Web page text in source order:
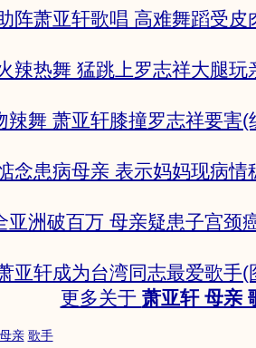
阵萧亚轩歌唱 高难舞蹈受皮
辣热舞 猛跳上罗志祥大腿玩
辣舞 萧亚轩膝撞罗志祥要害(
念患病母亲 表示妈妈现病情
亚洲破百万 母亲疑患子宫颈
亚轩成为台湾同志最爱歌手(
更多关于 萧亚轩 母亲
母亲 歌手